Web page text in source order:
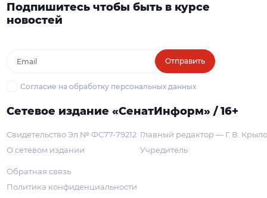
Подпишитесь чтобы быть в курсе
новостей
Отправить
Согласие на обработку персональных данных
Сетевое издание «СенатИнформ» / 16+
Свидетельство Эл № ФС77-79212
О сетевом издании
Главный редактор — Г. В.
Учредитель
Обратная связь
Политика конфиденциальности